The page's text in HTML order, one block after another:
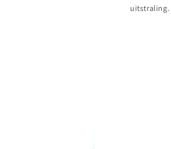
uitstraling.